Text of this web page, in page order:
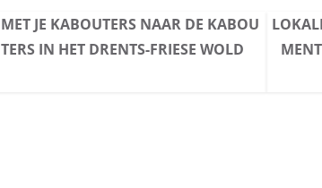
MET JE KABOUTERS NAAR DE KABOU
TERS IN HET DRENTS-FRIESE WOLD